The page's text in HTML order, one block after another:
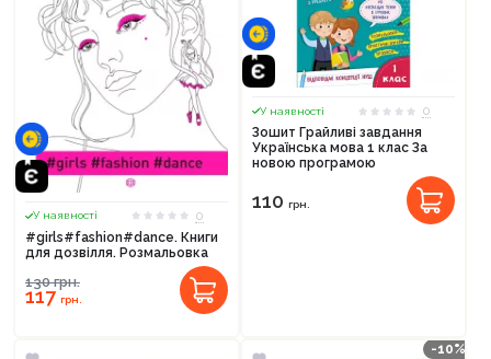
У наявності
0
#girls#fashion#dance. Книги
для дозвілля. Розмальовка
130грн.
117грн.
У наявності
0
Зошит Грайливі завдання
Українська мова 1 клас За
новою програмою
110 грн.
-10%